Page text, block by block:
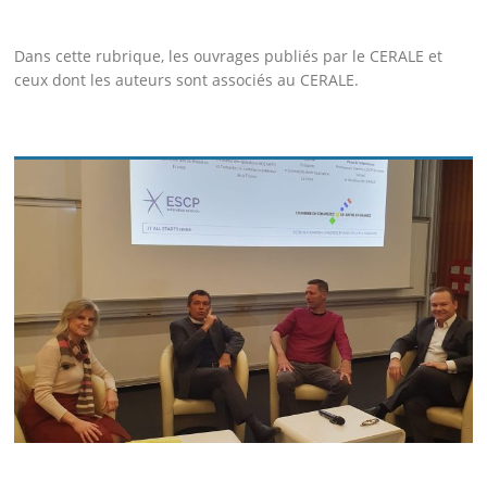
Dans cette rubrique, les ouvrages publiés par le CERALE et
ceux dont les auteurs sont associés au CERALE.